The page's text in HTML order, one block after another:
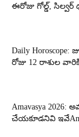
ఈరోజు గోల్డ్, సిల్వర్
Daily
రోజు 12 రాశుల
Amavasya
చేయకూడనివి